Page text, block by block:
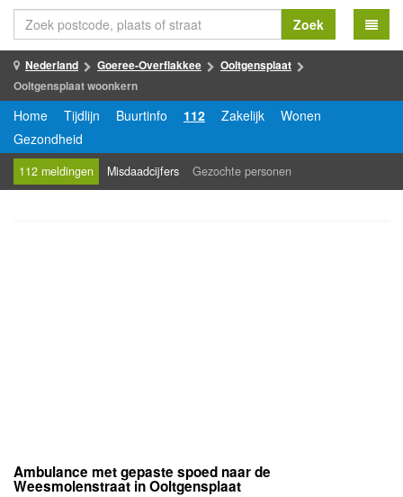
Zoek
Nederland Goeree-Overflakkee
Ooltgensplaat
Ooltgensplaat woonkern
Home Tijdlijn Buurtinfo 112 Zakelijk
Wonen
Gezondheid
112 meldingen Misdaadcijfers Gezochte personen
Ambulance met gepaste spoed naar de
Weesmolenstraat in Ooltgensplaat